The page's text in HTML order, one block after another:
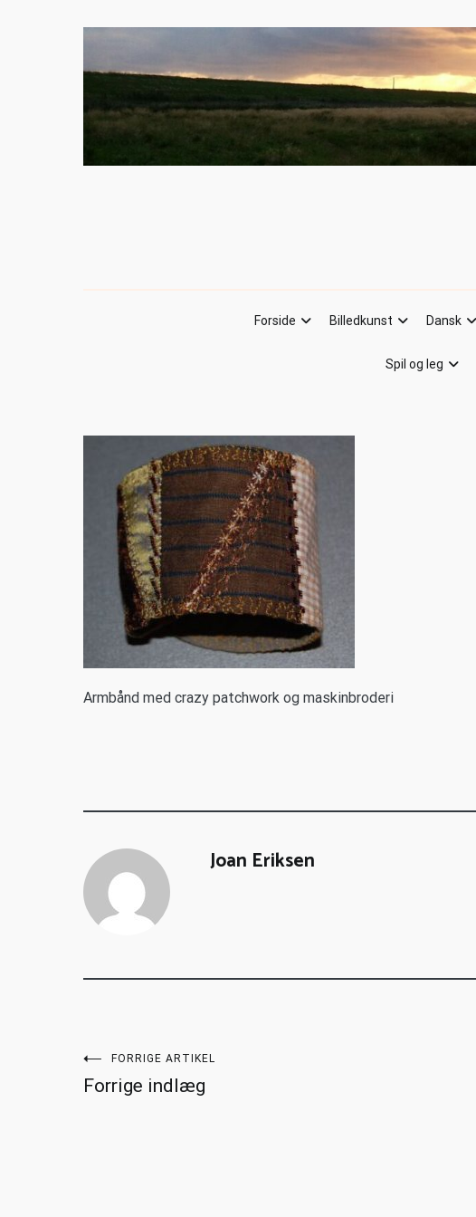
Forside Billedkunst Dansk
Spil og leg
Armbånd med crazy patchwork og maskinbroderi
Joan Eriksen
FORRIGE ARTIKEL
Forrige indlæg